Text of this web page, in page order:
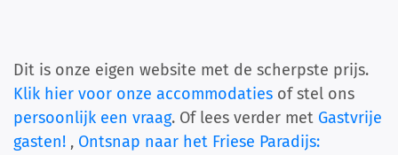
Dit is onze eigen website met de scherpste prijs.
Klik hier voor onze accommodaties of stel ons
persoonlijk een vraag. Of lees verder met Gastvrije
gasten! , Ontsnap naar het Friese Paradijs: